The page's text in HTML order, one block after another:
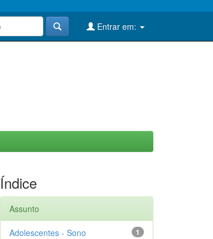
Entrar em:
Índice
Assunto
1
Adolescentes - Sono